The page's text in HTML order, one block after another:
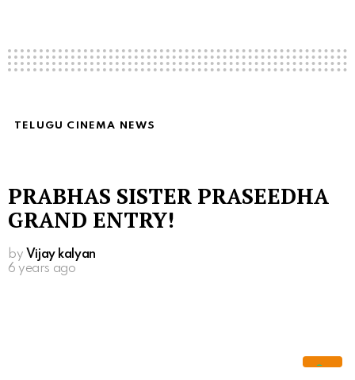
TELUGU CINEMA NEWS
PRABHAS SISTER PRASEEDHA
GRAND ENTRY!
by Vijay kalyan
6 years ago